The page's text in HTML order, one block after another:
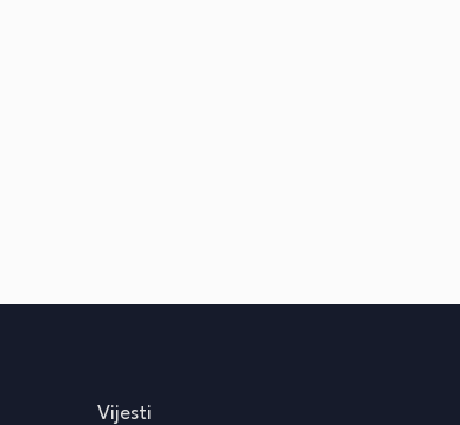
Vijesti